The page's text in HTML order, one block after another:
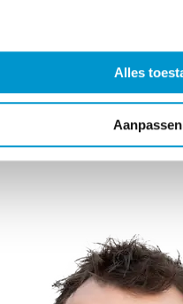
Alles
Aanpassen